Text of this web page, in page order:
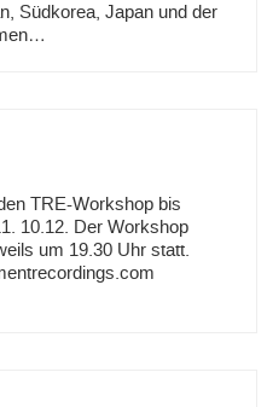
Südkorea, Japan und der
TRE-Workshop bis
10.12. Der Workshop
um 19.30 Uhr statt.